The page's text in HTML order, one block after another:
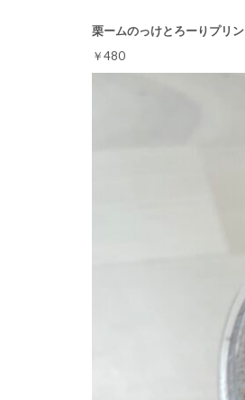
栗ームのっけとろーりプリン
￥480